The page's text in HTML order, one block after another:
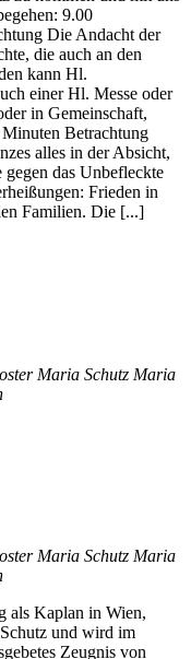
9.00
Die Andacht der
die auch an den
kann Hl.
einer Hl. Messe oder
in Gemeinschaft,
Betrachtung
alles in der Absicht,
gegen das Unbefleckte
Frieden in
Familien. Die [...]
Maria Schutz Maria
Maria Schutz Maria
als Kaplan in Wien,
und wird im
Zeugnis von